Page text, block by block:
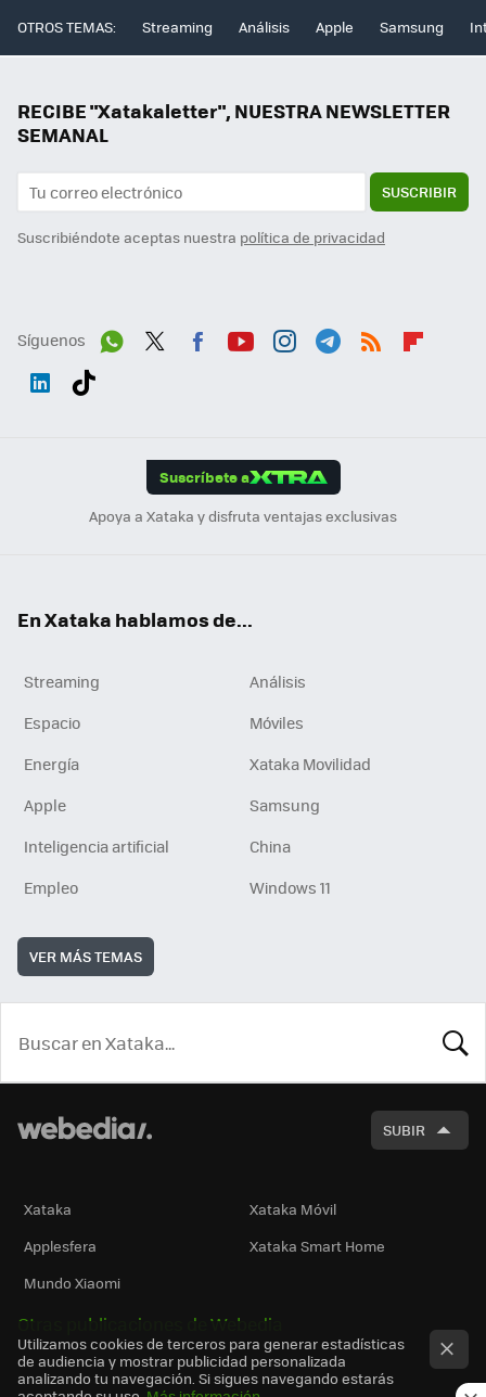
OTROS TEMAS: Streaming Análisis Apple Samsung
RECIBE "Xatakaletter", NUESTRA NEWSLETTER
SEMANAL
SUSCRIBIR
Suscribiéndote aceptas nuestra política de privacidad
Síguenos
Suscríbete a
Apoya a Xataka y disfruta ventajas exclusivas
En Xataka hablamos de...
Streaming
Análisis
Espacio
Móviles
Energía
Xataka Movilidad
Apple
Samsung
Inteligencia artificial
China
Empleo
Windows 11
VER MÁS TEMAS
SUBIR
Xataka
Xataka Móvil
Applesfera
Xataka Smart Home
Mundo Xiaomi
Otras publicaciones de Webedia
Utilizamos cookies de terceros para generar estadísticas
de audiencia y mostrar publicidad personalizada
analizando tu navegación. Si sigues navegando estarás